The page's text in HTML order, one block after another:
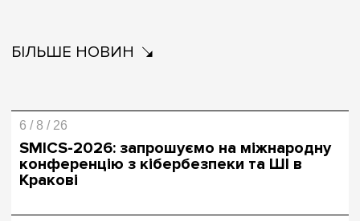
БІЛЬШЕ НОВИН
6 / 8 / 26
SMICS-2026: запрошуємо на міжнародну
конференцію з кібербезпеки та ШІ в
Кракові